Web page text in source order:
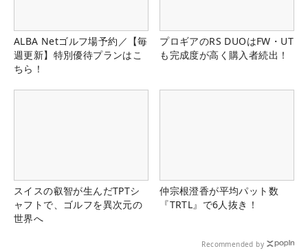
ALBA Netゴルフ場予約／【毎
週更新】特別優待プランはこ
ちら！
プロギアのRS DUOはFW・UT
も完成度が高く購入者続出！
スイスの叡智が生んだTPTシ
ャフトで、ゴルフを異次元の
世界へ
仲宗根澄香が平均パット数
『TRTL』で6人抜き！
Recommended by